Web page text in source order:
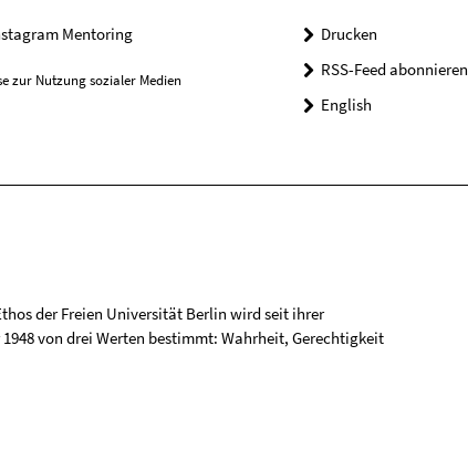
Mentoring
zur Nutzung sozialer Medien
Drucken
RSS-Feed abonnieren
English
der Freien Universität Berlin wird seit ihrer
von drei Werten bestimmt: Wahrheit, Gerechtigkeit